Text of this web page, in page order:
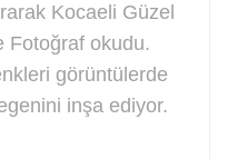
Kocaeli Güzel
Fotoğraf okudu.
görüntülerde
inşa ediyor.